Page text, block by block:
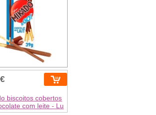
biscoitos cobertos
com leite - Lu